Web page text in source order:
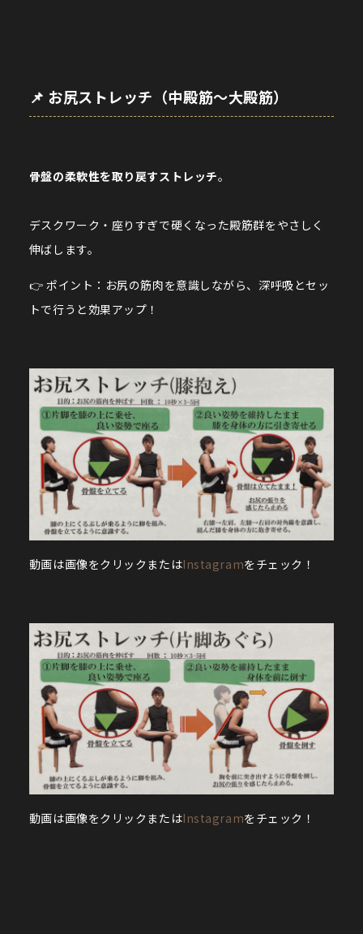
📌 お尻ストレッチ（中殿筋〜大殿筋）
骨盤の柔軟性を取り戻すストレッチ。
デスクワーク・座りすぎで硬くなった殿筋群をやさしく
伸ばします。
👉 ポイント：お尻の筋肉を意識しながら、深呼吸とセッ
トで行うと効果アップ！
動画は画像をクリックまたはInstagramをチェック！
動画は画像をクリックまたはInstagramをチェック！